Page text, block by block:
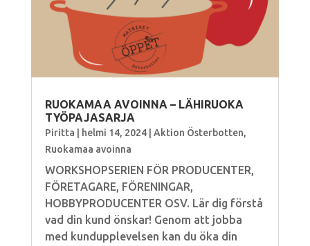
RUOKAMAA AVOINNA – LÄHIRUOKA
TYÖPAJASARJA
Piritta helmi 14, 2024| Aktion Österbotten,
Ruokamaa avoinna
WORKSHOPSERIEN FÖR PRODUCENTER,
FÖRETAGARE, FÖRENINGAR,
HOBBYPRODUCENTER OSV. Lär dig förstå
vad din kund önskar! Genom att jobba
med kundupplevelsen kan du öka din